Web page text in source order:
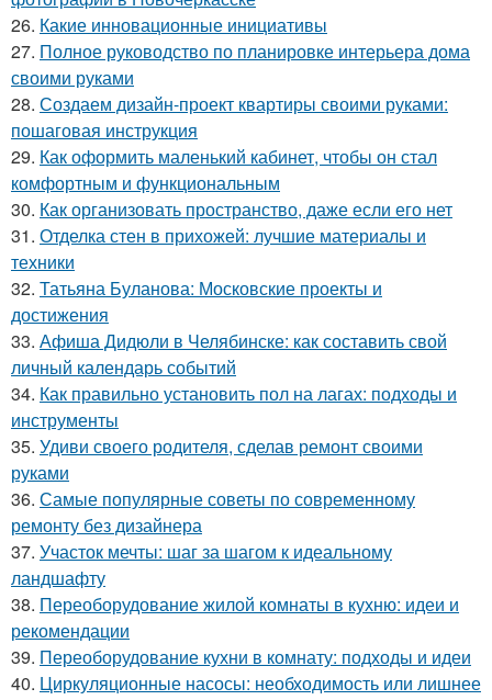
26. Какие инновационные инициативы
27. Полное руководство по планировке интерьера дома
своими руками
28. Создаем дизайн-проект квартиры своими руками:
пошаговая инструкция
29. Как оформить маленький кабинет, чтобы он стал
комфортным и функциональным
30. Как организовать пространство, даже если его нет
31. Отделка стен в прихожей: лучшие материалы и
техники
32. Татьяна Буланова: Московские проекты и
достижения
33. Афиша Дидюли в Челябинске: как составить свой
личный календарь событий
34. Как правильно установить пол на лагах: подходы и
инструменты
35. Удиви своего родителя, сделав ремонт своими
руками
36. Самые популярные советы по современному
ремонту без дизайнера
37. Участок мечты: шаг за шагом к идеальному
ландшафту
38. Переоборудование жилой комнаты в кухню: идеи и
рекомендации
39. Переоборудование кухни в комнату: подходы и идеи
40. Циркуляционные насосы: необходимость или лишнее